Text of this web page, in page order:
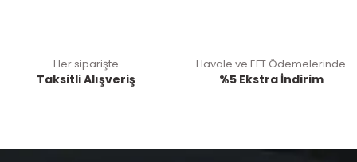
Her siparişte
Taksitli Alışveriş
Havale ve EFT Ödemelerinde
%5 Ekstra İndirim